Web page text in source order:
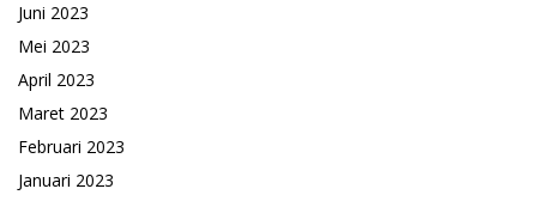
Juni 2023
Mei 2023
April 2023
Maret 2023
Februari 2023
Januari 2023